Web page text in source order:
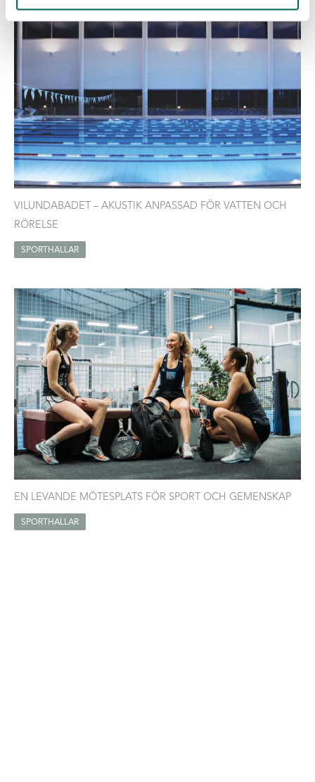
VILUNDABADET – AKUSTIK ANPASSAD FÖR VATTEN OCH
RÖRELSE
SPORTHALLAR
EN LEVANDE MÖTESPLATS FÖR SPORT OCH GEMENSKAP
SPORTHALLAR